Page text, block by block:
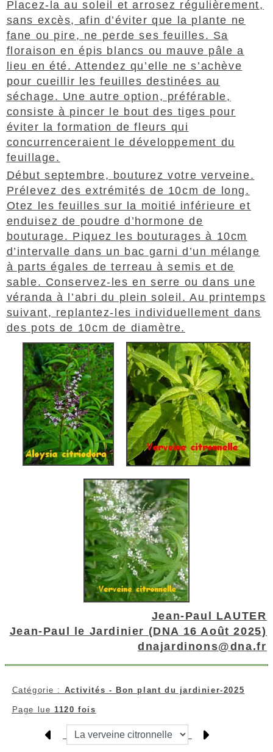
Placez-la au soleil et arrosez régulièrement,
sans excès, afin d’éviter que la plante ne
fane ou pire, ne perde ses feuilles. Sa
floraison en épis blancs ou mauve pâle a
lieu en été. Attendez qu’elle ne s’achève
pour cueillir les feuilles destinées au
séchage. Une autre option, préférable,
consiste à pincer le bout des tiges pour
éviter la formation de fleurs qui
concurrenceraient le développement du
feuillage.
Début septembre, bouturez votre verveine.
Prélevez des extrémités de 10cm de long.
Otez les feuilles sur la moitié inférieure et
enduisez de poudre d’hormone de
bouturage. Piquez les bouturages à 10cm
d’intervalle dans un bac garni d’un mélange
à parts égales de terreau à semis et de
sable. Conservez-les en serre ou dans une
véranda à l’abri du plein soleil. Au printemps
suivant, replantez-les individuellement dans
des pots de 10cm de diamètre.
Jean-Paul LAUTER
Jean-Paul le Jardinier (DNA 16 Août 2025)
dnajardinons@dna.fr
Catégorie : Activités - Bon plant du jardinier-2025
Page lue 1120 fois